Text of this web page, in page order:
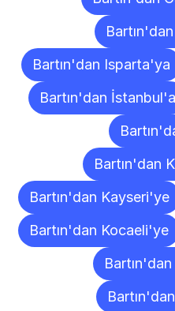
Bartın'dan Isparta'ya
Bartın'dan İstanbul'a
Bartın'dan
Bartın'dan Kayseri'ye
Bartın'dan Kocaeli'ye